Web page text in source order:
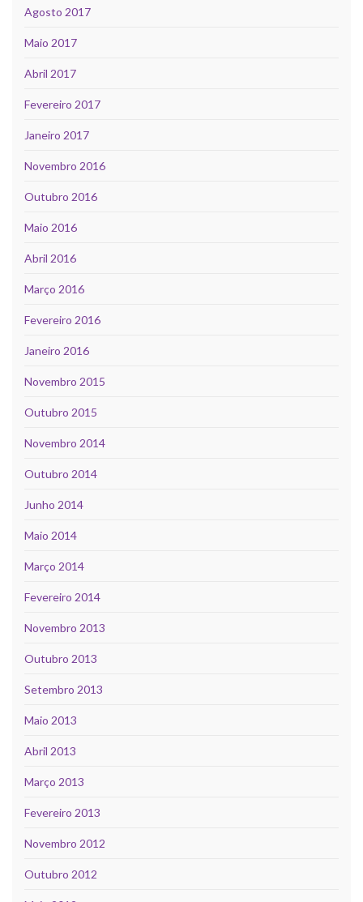
Agosto 2017
Maio 2017
Abril 2017
Fevereiro 2017
Janeiro 2017
Novembro 2016
Outubro 2016
Maio 2016
Abril 2016
Março 2016
Fevereiro 2016
Janeiro 2016
Novembro 2015
Outubro 2015
Novembro 2014
Outubro 2014
Junho 2014
Maio 2014
Março 2014
Fevereiro 2014
Novembro 2013
Outubro 2013
Setembro 2013
Maio 2013
Abril 2013
Março 2013
Fevereiro 2013
Novembro 2012
Outubro 2012